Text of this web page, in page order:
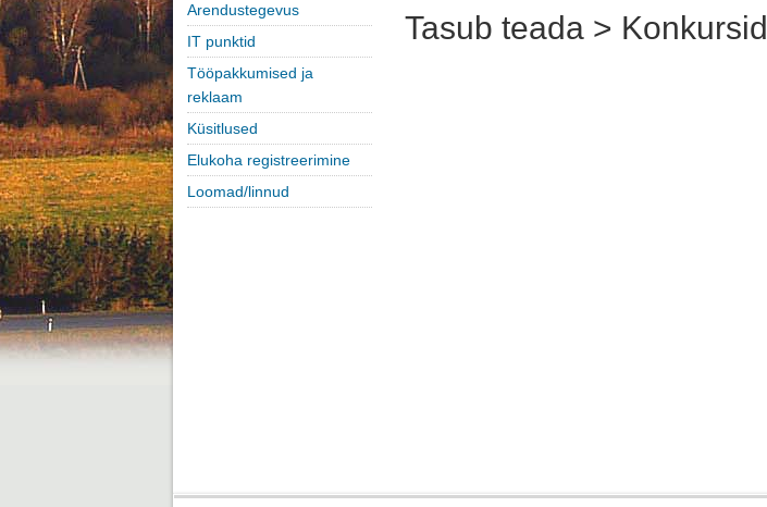
Arendustegevus
IT punktid
Tööpakkumised ja
reklaam
Küsitlused
Elukoha registreerimine
Loomad/linnud
Tasub teada > Konkursid